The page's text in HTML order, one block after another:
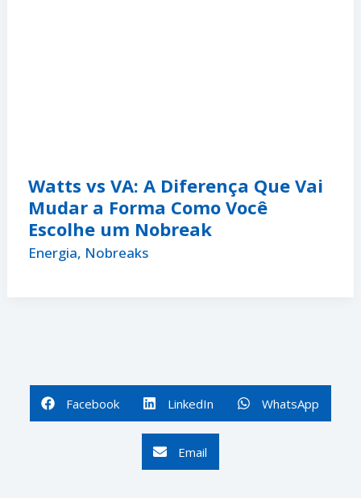
Watts vs VA: A Diferença Que Vai
Mudar a Forma Como Você
Escolhe um Nobreak
Energia, Nobreaks
Facebook LinkedIn WhatsApp
Email